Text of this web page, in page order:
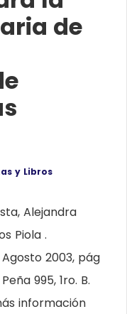
de
y Libros
Alejandra
Piola .
2003, pág
995, 1ro. B.
información